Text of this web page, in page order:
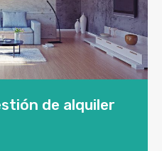
de alquiler